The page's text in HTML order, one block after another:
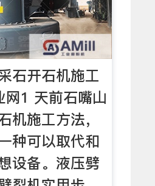
石开石机施工
1 天前石嘴山
机施工方法，
种可以取代和
设备。液压劈